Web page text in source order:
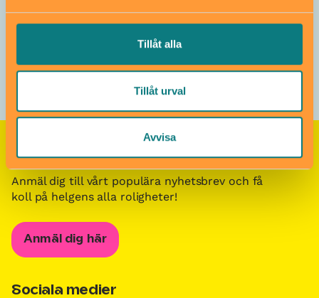
Tillåt alla
Tillåt urval
Avvisa
Påsklov i Stockholm för barn och familjer / Experiment och
teknik under påsklovet i Stockholm för barn och familjer
Nyhetsbrevet Helgkoll
Anmäl dig till vårt populära nyhetsbrev och få
koll på helgens alla roligheter!
Anmäl dig här
Sociala medier